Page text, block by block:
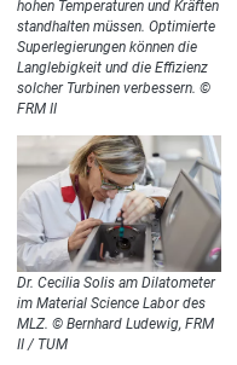
hohen Temperaturen und Kräften
standhalten müssen. Optimierte
Superlegierungen können die
Langlebigkeit und die Effizienz
solcher Turbinen verbessern. ©
FRM II
Dr. Cecilia Solis am Dilatometer
im Material Science Labor des
MLZ. © Bernhard Ludewig, FRM
II / TUM